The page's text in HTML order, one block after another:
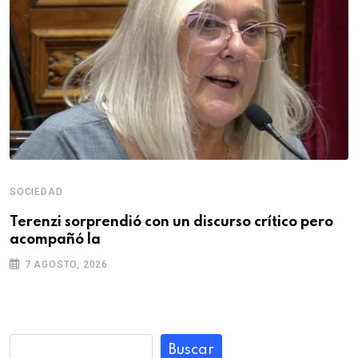
SOCIEDAD
Terenzi sorprendió con un discurso crítico pero
acompañó la
7 AGOSTO, 2026
Buscar